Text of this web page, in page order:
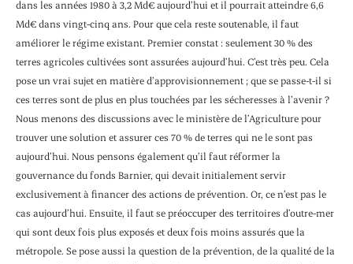
dans les années 1980 à 3,2 Md€ aujourd’hui et il pourrait atteindre 6,6
Md€ dans vingt-cinq ans. Pour que cela reste soutenable, il faut
améliorer le régime existant. Premier constat : seulement 30 % des
terres agricoles cultivées sont assurées aujourd’hui. C’est très peu. Cela
pose un vrai sujet en matière d’approvisionnement ; que se passe-t-il si
ces terres sont de plus en plus touchées par les sécheresses à l’avenir ?
Nous menons des discussions avec le ministère de l’Agriculture pour
trouver une solution et assurer ces 70 % de terres qui ne le sont pas
aujourd’hui. Nous pensons également qu’il faut réformer la
gouvernance du fonds Barnier, qui devait initialement servir
exclusivement à financer des actions de prévention. Or, ce n’est pas le
cas aujourd’hui. Ensuite, il faut se préoccuper des territoires d’outre-mer
qui sont deux fois plus exposés et deux fois moins assurés que la
métropole. Se pose aussi la question de la prévention, de la qualité de la